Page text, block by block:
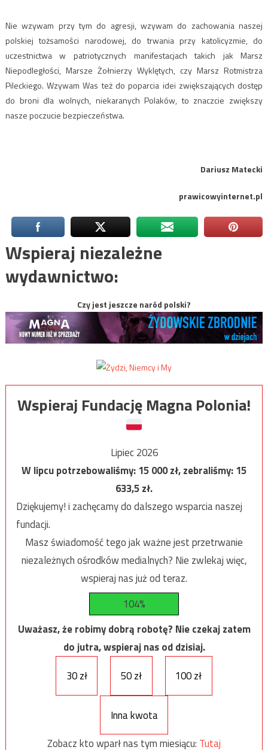
Nie wzywam przy tym do agresji, wzywam do zachowania naszej
polskiej tożsamości narodowej, do trwania przy katolicyzmie, do
uczestnictwa w patriotycznych manifestacjach takich jak Marsz
Niepodległości, Marsze Żołnierzy Wyklętych, czy Marsz Rotmistrza
Pileckiego. Wzywam Was też do poparcia idei zwiększających dostęp
do broni dla wolnych, niekaranych Polaków, to znaczcie zwiększy
nasze poczucie bezpieczeństwa.
Dariusz Matecki
prawicowyinternet.pl
Wspieraj niezależne
wydawnictwo:
Czy jest jeszcze naród polski?
Wspieraj Fundację Magna Polonia!
Lipiec 2026
W lipcu potrzebowaliśmy:15 000zł, zebraliśmy:15
633,5zł.
Dziękujemy! i zachęcamy do dalszego wsparcia naszej
fundacji.
Masz świadomość tego jak ważne jest przetrwanie
niezależnych ośrodków medialnych? Nie zwlekaj więc,
wspieraj nas już od teraz.
104%
Uważasz, że robimy dobrą robotę? Nie czekaj zatem
do jutra, wspieraj nas od dzisiaj.
30 zł
50 zł 100 zł
Inna kwota
Zobacz kto wparł nas tym miesiącu: Tutaj